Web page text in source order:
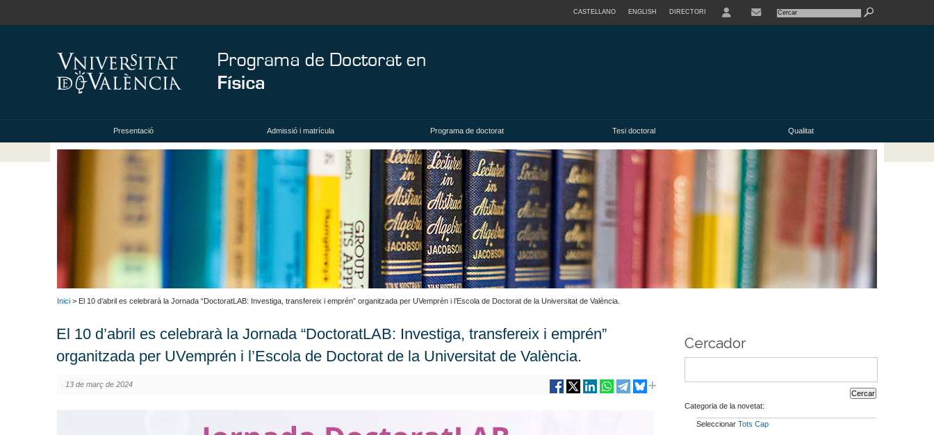
CASTELLANO ENGLISH DIRECTORI
Presentació Admissió i matrícula Programa de doctorat Tesi doctoral Qualitat
Inici > El 10 d’abril es celebrarà la Jornada “DoctoratLAB: Investiga, transfereix i emprén” organitzada per UVemprén i l’Escola de Doctorat de la Universitat de València.
El 10 d’abril es celebrarà la Jornada “DoctoratLAB: Investiga, transfereix i emprén”
organitzada per UVemprén i l’Escola de Doctorat de la Universitat de València.
13 de març de 2024
Cercador
Categoria de la novetat:
Seleccionar Tots Cap